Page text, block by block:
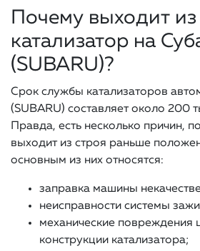
Почему выходит из
катализатор на
(SUBARU)?
Срок службы катализаторов
(SUBARU) составляет около 200
Правда, есть несколько причин,
выходит из строя раньше
основным из них относятся:
заправка машины
неисправности системы
механические повреждения
конструкции катализатора;